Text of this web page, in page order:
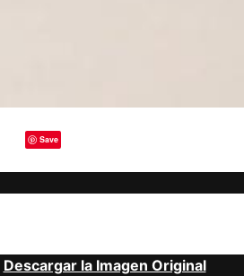
Save
Descargar la Imagen Original